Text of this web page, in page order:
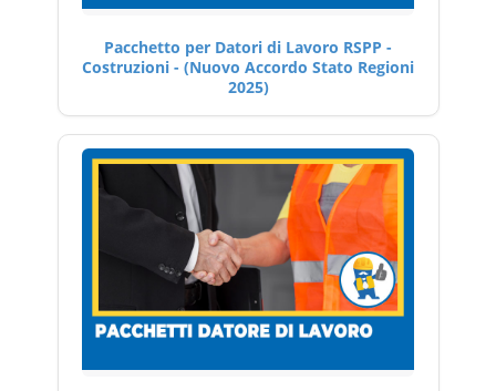
Pacchetto per Datori di Lavoro RSPP -
Costruzioni - (Nuovo Accordo Stato Regioni
2025)